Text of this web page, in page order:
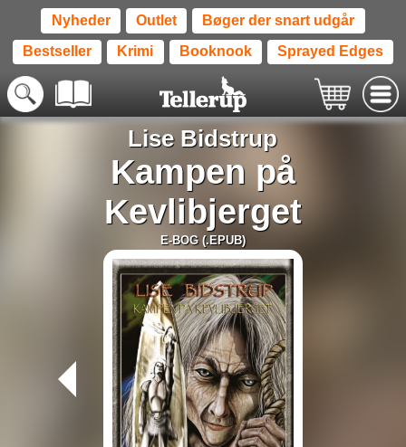
Nyheder Outlet Bøger der snart udgår
Bestseller Krimi Booknook Sprayed Edges
Lise Bidstrup
Kampen på
Kevlibjerget
E-BOG (.EPUB)